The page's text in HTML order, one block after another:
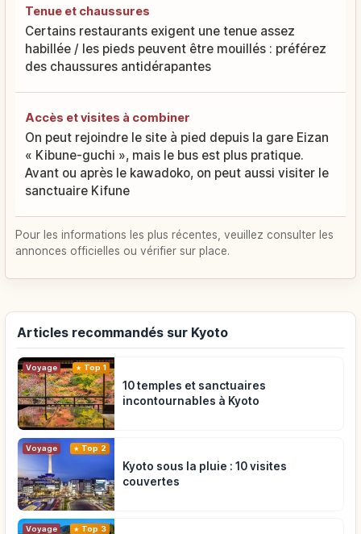
Tenue et chaussures
Certains restaurants exigent une tenue assez
habillée / les pieds peuvent être mouillés : préférez
des chaussures antidérapantes
Accès et visites à combiner
On peut rejoindre le site à pied depuis la gare Eizan
« Kibune-guchi », mais le bus est plus pratique.
Avant ou après le kawadoko, on peut aussi visiter le
sanctuaire Kifune
Pour les informations les plus récentes, veuillez consulter les
annonces officielles ou vérifier sur place.
Articles recommandés sur Kyoto
Voyage Top 1
10 temples et sanctuaires
incontournables à Kyoto
Voyage Top 2
Kyoto sous la pluie : 10 visites
couvertes
Voyage Top 3